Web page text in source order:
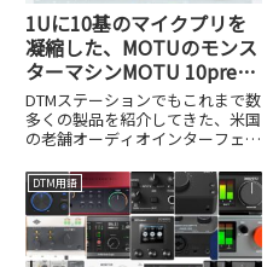
1Uに10基のマイクプリを
凝縮した、MOTUのモンス
ターマシンMOTU 10preが
発売開始！
DTMステーションでもこれまで数
多くの製品を紹介してきた、米国
の老舗オーディオインターフェイ
から、1Uラックマウントサイズ
という限られたスペースに、10
基ものマイクプリアンプを搭載し
た強力なオーディオインタ...
DTM用語